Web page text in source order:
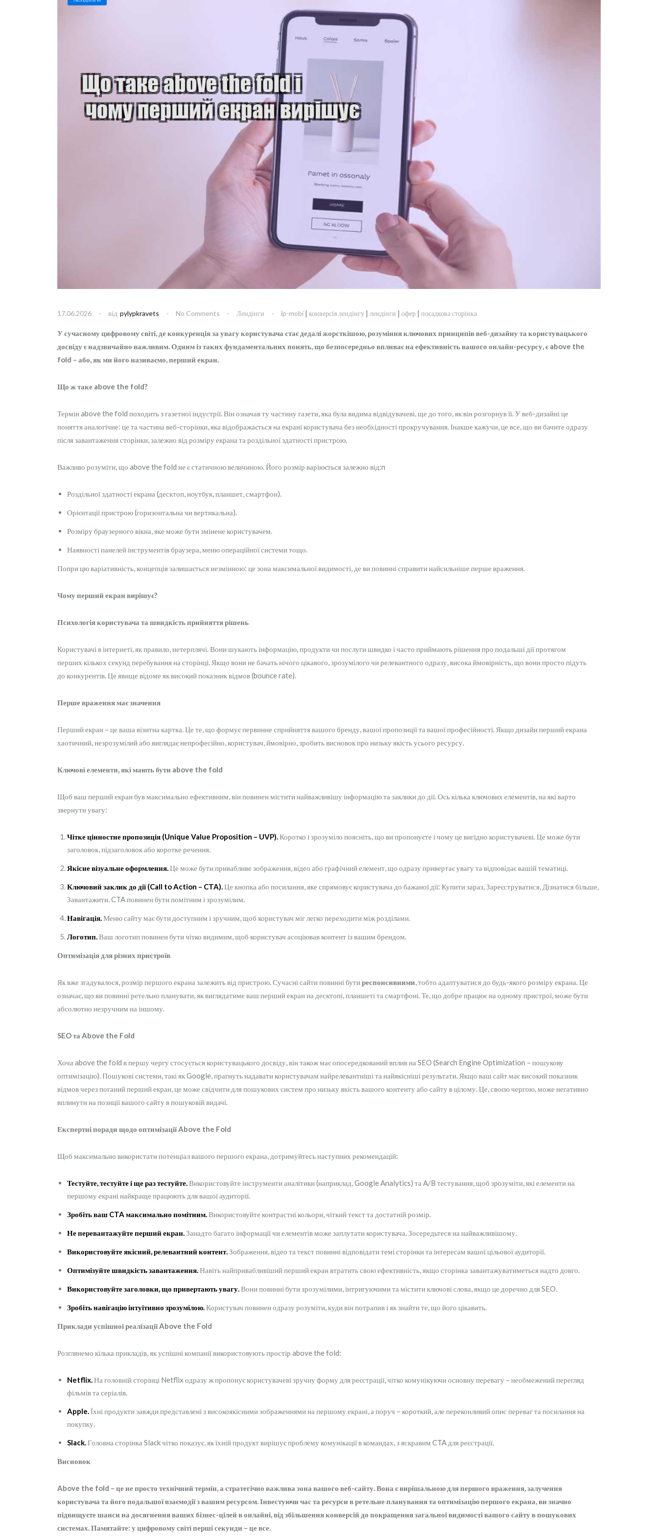
17.06.2026 від pylypkravets No Comments Лендінги lp-mobi | конверсія лендінгу | лендінги | офер | посадкова сторінка
У сучасному цифровому світі, де конкуренція за увагу користувача стає дедалі жорсткішою, розуміння ключових принципів веб-дизайну та користувацького
досвіду є надзвичайно важливим. Одним із таких фундаментальних понять, що безпосередньо впливає на ефективність вашого онлайн-ресурсу, є above the
fold – або, як ми його називаємо, перший екран.
Що ж таке above the fold?
Термін above the fold походить з газетної індустрії. Він означав ту частину газети, яка була видима відвідувачеві, ще до того, як він розгорнув її. У веб-дизайні це
поняття аналогічне: це та частина веб-сторінки, яка відображається на екрані користувача без необхідності прокручування. Інакше кажучи, це все, що ви бачите одразу
після завантаження сторінки, залежно від розміру екрана та роздільної здатності пристрою.
Важливо розуміти, що above the fold не є статичною величиною. Його розмір варіюється залежно від:n
Роздільної здатності екрана (десктоп, ноутбук, планшет, смартфон).
Орієнтації пристрою (горизонтальна чи вертикальна).
Розміру браузерного вікна, яке може бути змінене користувачем.
Наявності панелей інструментів браузера, меню операційної системи тощо.
Попри цю варіативність, концепція залишається незмінною: це зона максимальної видимості, де ви повинні справити найсильніше перше враження.
Чому перший екран вирішує?
Психологія користувача та швидкість прийняття рішень
Користувачі в інтернеті, як правило, нетерплячі. Вони шукають інформацію, продукти чи послуги швидко і часто приймають рішення про подальші дії протягом
перших кількох секунд перебування на сторінці. Якщо вони не бачать нічого цікавого, зрозумілого чи релевантного одразу, висока ймовірність, що вони просто підуть
до конкурентів. Це явище відоме як високий показник відмов (bounce rate).
Перше враження має значення
Перший екран – це ваша візитна картка. Це те, що формує первинне сприйняття вашого бренду, вашої пропозиції та вашої професійності. Якщо дизайн перший екрана
хаотичний, незрозумілий або виглядає непрофесійно, користувач, ймовірно, зробить висновок про низьку якість усього ресурсу.
Ключові елементи, які мають бути above the fold
Щоб ваш перший екран був максимально ефективним, він повинен містити найважливішу інформацію та заклики до дії. Ось кілька ключових елементів, на які варто
звернути увагу:
Чітке цінностне пропозиція (Unique Value Proposition – UVP).Коротко і зрозуміло поясніть, що ви пропонуєте і чому це вигідно користувачеві. Це може бути
заголовок, підзаголовок або коротке речення.
Якісне візуальне оформлення.Це може бути привабливе зображення, відео або графічний елемент, що одразу привертає увагу та відповідає вашій тематиці.
Ключовий заклик до дії (Call to Action – CTA).Це кнопка або посилання, яке спрямовує користувача до бажаної дії: Купити зараз, Зареєструватися, Дізнатися більше,
Завантажити. CTA повинен бути помітним і зрозумілим.
Навігація.Меню сайту має бути доступним і зручним, щоб користувач міг легко переходити між розділами.
Логотип.Ваш логотип повинен бути чітко видимим, щоб користувач асоціював контент із вашим брендом.
Оптимізація для різних пристроїв
Як вже згадувалося, розмір першого екрана залежить від пристрою. Сучасні сайти повинні бутиреспонсивними, тобто адаптуватися до будь-якого розміру екрана. Це
означає, що ви повинні ретельно планувати, як виглядатиме ваш перший екран на десктопі, планшеті та смартфоні. Те, що добре працює на одному пристрої, може бути
абсолютно незручним на іншому.
SEO та Above the Fold
Хоча above the fold в першу чергу стосується користувацького досвіду, він також має опосередкований вплив на SEO (Search Engine Optimization – пошукову
оптимізацію). Пошукові системи, такі як Google, прагнуть надавати користувачам найрелевантніші та найякісніші результати. Якщо ваш сайт має високий показник
відмов через поганий перший екран, це може свідчити для пошукових систем про низьку якість вашого контенту або сайту в цілому. Це, своєю чергою, може негативно
вплинути на позиції вашого сайту в пошуковій видачі.
Експертні поради щодо оптимізації Above the Fold
Щоб максимально використати потенціал вашого першого екрана, дотримуйтесь наступних рекомендацій:
Тестуйте, тестуйте і ще раз тестуйте.Використовуйте інструменти аналітики (наприклад, Google Analytics) та A/B тестування, щоб зрозуміти, які елементи на
першому екрані найкраще працюють для вашої аудиторії.
Зробіть ваш CTA максимально помітним.Використовуйте контрастні кольори, чіткий текст та достатній розмір.
Не перевантажуйте перший екран.Занадто багато інформації чи елементів може заплутати користувача. Зосередьтеся на найважливішому.
Використовуйте якісний, релевантний контент.Зображення, відео та текст повинні відповідати темі сторінки та інтересам вашої цільової аудиторії.
Оптимізуйте швидкість завантаження.Навіть найпривабливіший перший екран втратить свою ефективність, якщо сторінка завантажуватиметься надто довго.
Використовуйте заголовки, що привертають увагу.Вони повинні бути зрозумілими, інтригуючими та містити ключові слова, якщо це доречно для SEO.
Зробіть навігацію інтуїтивно зрозумілою.Користувач повинен одразу розуміти, куди він потрапив і як знайти те, що його цікавить.
Приклади успішної реалізації Above the Fold
Розглянемо кілька прикладів, як успішні компанії використовують простір above the fold:
Netflix.На головній сторінці Netflix одразу ж пропонує користувачеві зручну форму для реєстрації, чітко комунікуючи основну перевагу – необмежений перегляд
фільмів та серіалів.
Apple.Їхні продукти завжди представлені з високоякісними зображеннями на першому екрані, а поруч – короткий, але переконливий опис переваг та посилання на
покупку.
Slack.Головна сторінка Slack чітко показує, як їхній продукт вирішує проблему комунікації в командах, з яскравим CTA для реєстрації.
Висновок
Above the fold – це не просто технічний термін, а стратегічно важлива зона вашого веб-сайту. Вона є вирішальною для першого враження, залучення
користувача та його подальшої взаємодії з вашим ресурсом. Інвестуючи час та ресурси в ретельне планування та оптимізацію першого екрана, ви значно
підвищуєте шанси на досягнення ваших бізнес-цілей в онлайні, від збільшення конверсій до покращення загальної видимості вашого сайту в пошукових
системах. Памятайте: у цифровому світі перші секунди – це все.